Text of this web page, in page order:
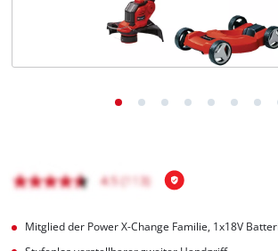
Mitglied der Power X-Change Familie, 1x18V